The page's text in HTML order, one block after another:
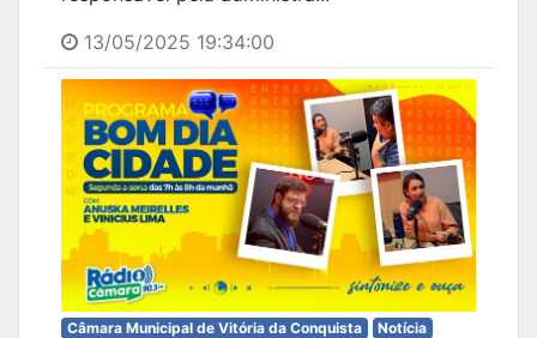
13/05/2025 19:34:00
Câmara Municipal de Vitória da Conquista
Notícia